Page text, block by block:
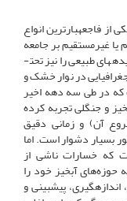
فاجعه­بارترین انواع
غیرمستقیم بر جامعه
طبیعی را نیز تحت­
در نوار خشک و
در طی سه دهه اخیر
و جنگلی تجربه کرده
آن) و زمانی دقیق
بسیار دشوار است. اما
که خسارات ناشی از
آبخیز خود را
پیش­بینی و